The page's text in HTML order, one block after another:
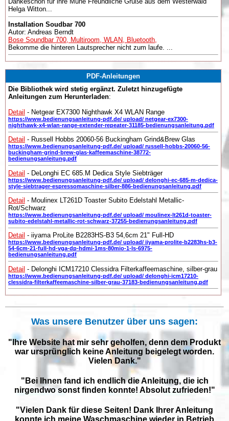
Helga Witton...
Installation Soudbar 700
Autor: Andreas Berndt
Bose Soundbar 700, Multiroom, WLAN, Bluetooth,
Bekomme die hinteren Lautsprecher nicht zum laufe. ...
PDF-Anleitungen
Die Bibliothek wird stetig ergänzt. Zuletzt hinzugefügte
Anleitungen zum Herunterladen:
Detail - Netgear EX7300 Nighthawk X4 WLAN Range
https://www.bedienungsanleitung-pdf.de/ upload/ netgear-ex7300-
nighthawk-x4-wlan-range-extender-repeater-31185-bedienungsanleitung.pdf
Detail - Russell Hobbs 20060-56 Buckingham Grind&Brew Glas
https://www.bedienungsanleitung-pdf.de/ upload/ russell-hobbs-20060-56-
buckingham-grind-brew-glas-kaffeemaschine-38772-
bedienungsanleitung.pdf
Detail - DeLonghi EC 685.M Dedica Style Siebträger
https://www.bedienungsanleitung-pdf.de/ upload/ delonghi-ec-685-m-dedica-
style-siebtrager-espressomaschine-silber-886-bedienungsanleitung.pdf
Detail - Moulinex LT261D Toaster Subito Edelstahl Metallic-
Rot/Schwarz
https://www.bedienungsanleitung-pdf.de/ upload/ moulinex-lt261d-toaster-
subito-edelstahl-metallic-rot-schwarz-37255-bedienungsanleitung.pdf
Detail - iiyama ProLite B2283HS-B3 54,6cm 21" Full-HD
https://www.bedienungsanleitung-pdf.de/ upload/ iiyama-prolite-b2283hs-b3-
54-6cm-21-full-hd-vga-dp-hdmi-1ms-80mio-1-ls-6975-
bedienungsanleitung.pdf
Detail - Delonghi ICM17210 Clessidra Filterkaffeemaschine, silber-grau
https://www.bedienungsanleitung-pdf.de/ upload/ delonghi-icm17210-
clessidra-filterkaffeemaschine-silber-grau-37183-bedienungsanleitung.pdf
Was unsere Benutzer über uns sagen:
"Ihre Website hat mir sehr geholfen, denn dem Produkt
war ursprünglich keine Anleitung beigelegt worden.
Vielen Dank."
"Bei Ihnen fand ich endlich die Anleitung, die ich
nirgendwo sonst finden konnte! Absolut zufrieden!"
"Vielen Dank für diese Seiten! Dank Ihrer Anleitung